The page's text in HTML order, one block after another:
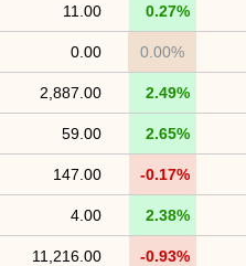
0.27%
11.00
0.00%
0.00
2.49%
2,887.00
2.65%
59.00
-0.17%
147.00
2.38%
4.00
-0.93%
11,216.00